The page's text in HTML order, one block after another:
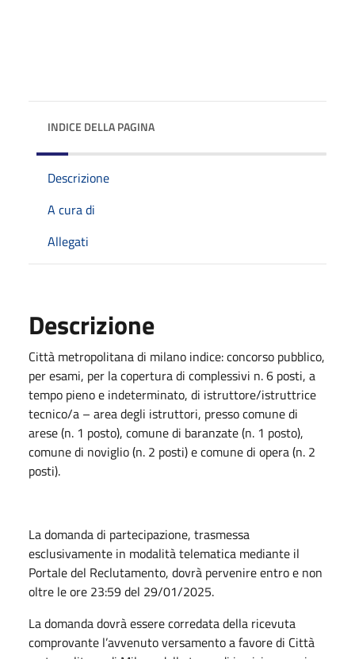
INDICE DELLA PAGINA
Descrizione
A cura di
Allegati
Descrizione
Città metropolitana di milano indice: concorso pubblico,
per esami, per la copertura di complessivi n. 6 posti, a
tempo pieno e indeterminato, di istruttore/istruttrice
tecnico/a – area degli istruttori, presso comune di
arese (n. 1 posto), comune di baranzate (n. 1 posto),
comune di noviglio (n. 2 posti) e comune di opera (n. 2
posti).
La domanda di partecipazione, trasmessa
esclusivamente in modalità telematica mediante il
Portale del Reclutamento, dovrà pervenire entro e non
oltre le ore 23:59 del 29/01/2025.
La domanda dovrà essere corredata della ricevuta
comprovante l’avvenuto versamento a favore di Città